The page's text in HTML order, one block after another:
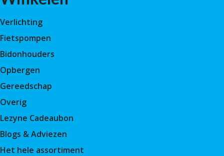
Verlichting
Fietspompen
Bidonhouders
Opbergen
Gereedschap
Overig
Lezyne Cadeaubon
Blogs & Adviezen
Het hele assortiment